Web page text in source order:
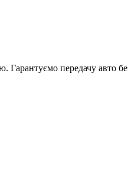
Гарантуємо передачу авто